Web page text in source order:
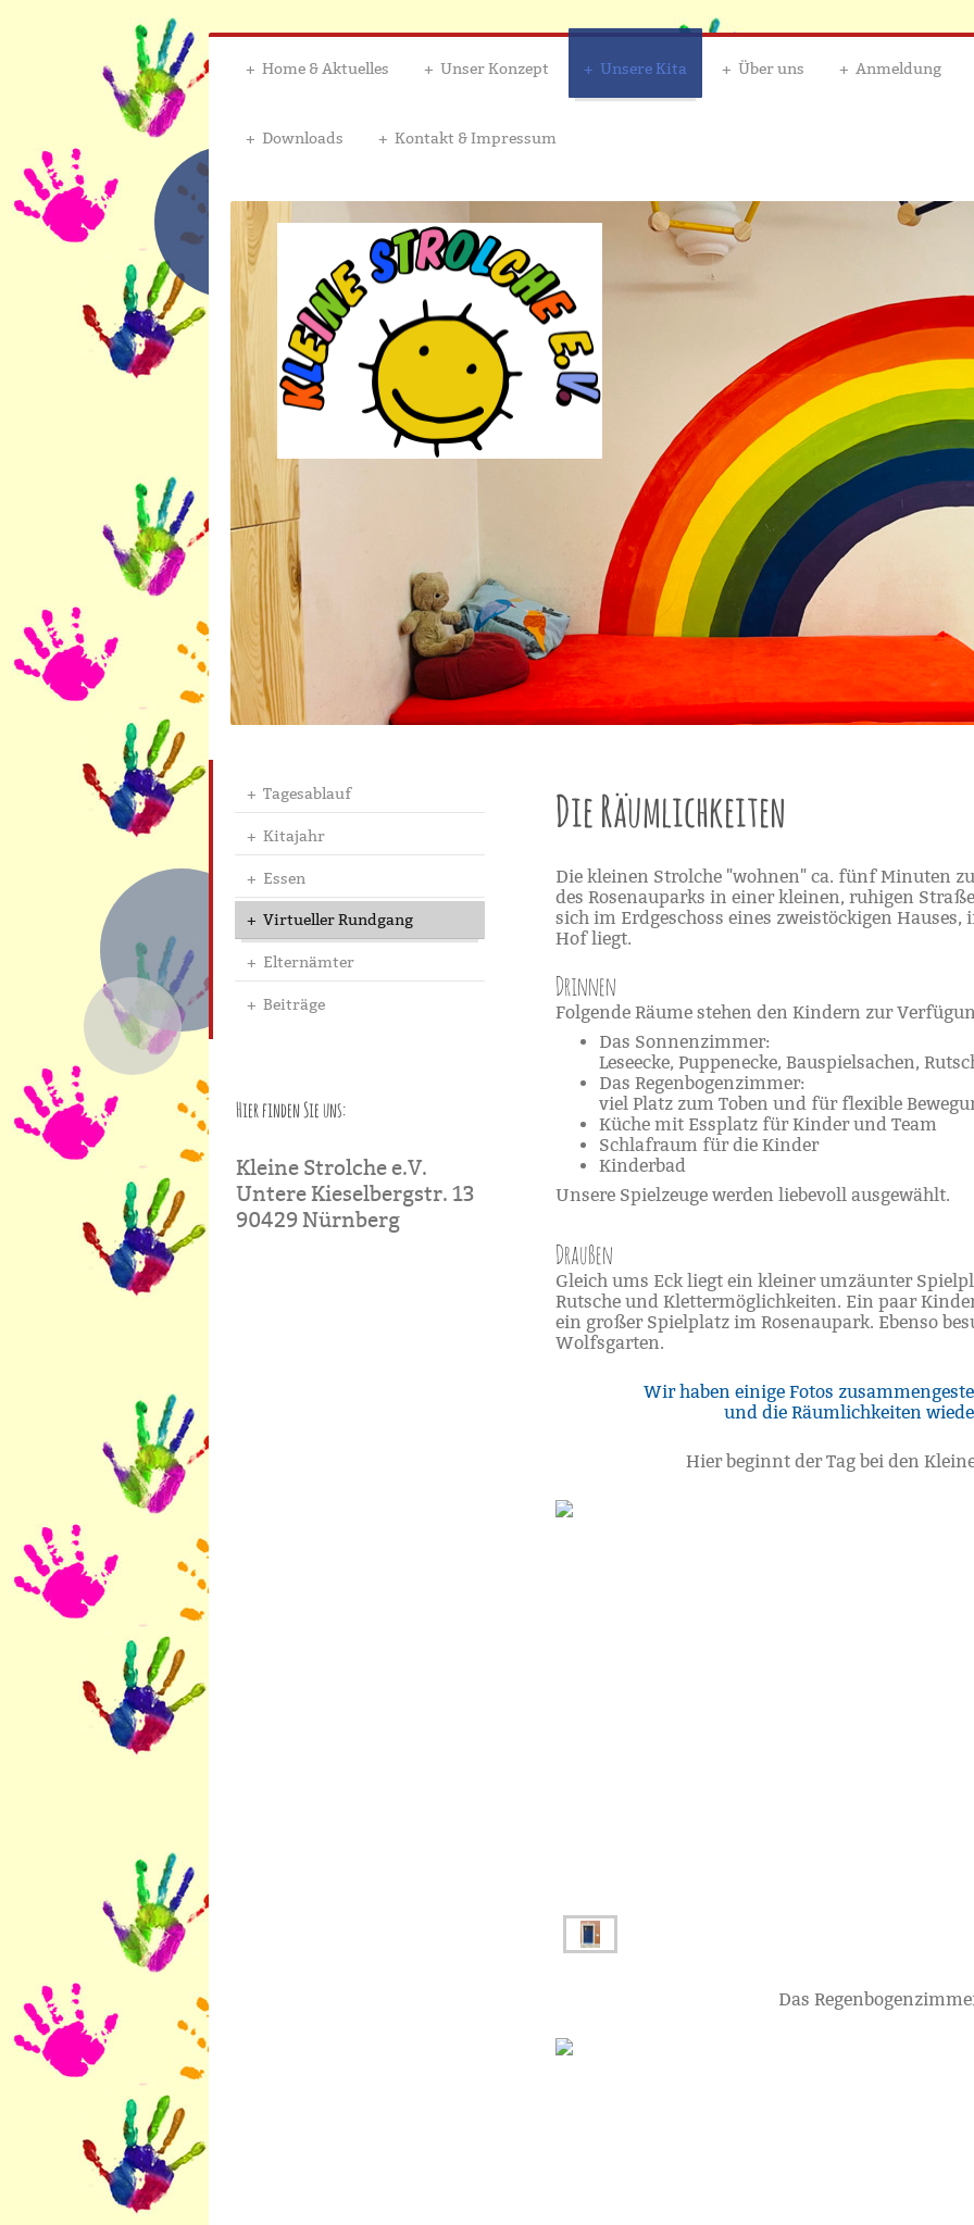
Home & Aktuelles Unser Konzept Unsere Kita Über uns Anmeldung
Downloads Kontakt & Impressum
Die Räumlichkeiten
Die kleinen Strolche "wohnen" ca. fünf Minuten
des Rosenauparks in einer kleinen, ruhigen
sich im Erdgeschoss eines zweistöckigen
Hof liegt.
Drinnen
Folgende Räume stehen den Kindern zur
Das Sonnenzimmer:
Leseecke, Puppenecke, Bauspielsachen,
Das Regenbogenzimmer:
viel Platz zum Toben und für flexible
Küche mit Essplatz für Kinder und Team
Schlafraum für die Kinder
Kinderbad
Unsere Spielzeuge werden liebevoll ausgewählt.
Draußen
Gleich ums Eck liegt ein kleiner umzäunter
Rutsche und Klettermöglichkeiten. Ein paar
ein großer Spielplatz im Rosenaupark. Ebenso
Wolfsgarten.
Wir haben einige Fotos
und die Räumlichkeiten
Hier beginnt der Tag bei den
Das
Tagesablauf
Kitajahr
Essen
Virtueller Rundgang
Elternämter
Beiträge
Hier finden Sie uns:
Kleine Strolche e.V.
Untere Kieselbergstr. 13
90429 Nürnberg